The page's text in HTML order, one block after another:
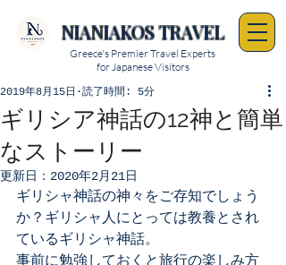
NIANIAKOS TRAVEL
Greece's Premier Travel Experts
for Japanese Visitors
ギリシア神話の12神と簡単
なストーリー
2019年8月15日 読了時間: 5分
更新日： 2020年2月21日
ギリシャ神話の神々をご存知でしょう
か？ギリシャ人にとっては教養とされ
ているギリシャ神話。
事前に勉強しておくと旅行の楽しみ方